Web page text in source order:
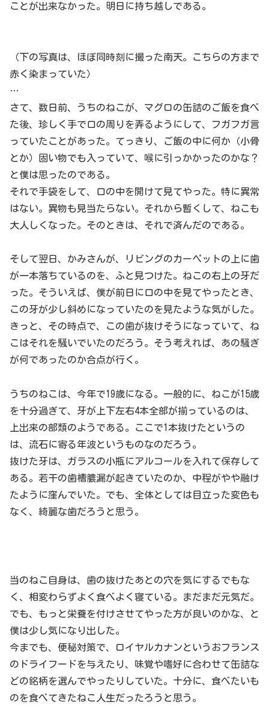
ことが出来なかった。明日に持ち越しである。
（下の写真は、ほぼ同時刻に撮った南天。こちらの方まで
赤く染まっていた）
…
さて、数日前、うちのねこが、マグロの缶詰のご飯を食べ
た後、珍しく手で口の周りを弄るようにして、フガフガ言
っていたことがあった。てっきり、ご飯の中に何か（小骨
とか）固い物でも入っていて、喉に引っかかったのかな？
と僕は思ったのである。
それで手袋をして、口の中を開けて見てやった。特に異常
はない。異物も見当たらない。それから暫くして、ねこも
大人しくなった。そのときは、それで済んだのである。
そして翌日、かみさんが、リビングのカーペットの上に歯
が一本落ちているのを、ふと見つけた。ねこの右上の牙だ
った。そういえば、僕が前日に口の中を見てやったとき、
この牙が少し斜めになっていたのを見たような気がした。
きっと、その時点で、この歯が抜けそうになっていて、ね
こはそれを騒いでいたのだろう。そう考えれば、あの騒ぎ
が何であったのか合点が行く。
うちのねこは、今年で19歳になる。一般的に、ねこが15歳
を十分過ぎて、牙が上下左右4本全部が揃っているのは、
上出来の部類のようである。ここで1本抜けたというの
は、流石に寄る年波というものなのだろう。
抜けた牙は、ガラスの小瓶にアルコールを入れて保存して
ある。若干の歯槽膿漏が起きていたのか、中程がやや融け
たように窪んでいた。でも、全体としては目立った変色も
なく、綺麗な歯だろうと思う。
当のねこ自身は、歯の抜けたあとの穴を気にするでもな
く、相変わらずよく食べよく寝ている。まだまだ元気だ。
でも、もっと栄養を付けさせてやった方が良いのかな、と
僕は少し気になり出した。
今までも、便秘対策で、ロイヤルカナンというおフランス
のドライフードを与えたり、味覚や嗜好に合わせて缶詰な
どの銘柄を選んでやったりしていた。十分に、食べたいも
のを食べてきたねこ人生だったろうと思う。